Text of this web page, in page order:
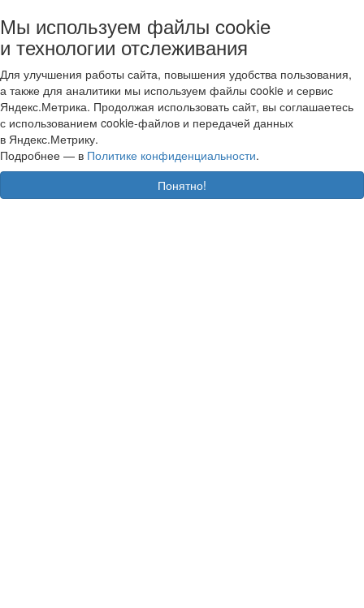
Мы используем файлы cookie
и технологии отслеживания
Для улучшения работы сайта, повышения удобства пользования,
а также для аналитики мы используем файлы cookie и сервис
Яндекс.Метрика. Продолжая использовать сайт, вы соглашаетесь
с использованием cookie-файлов и передачей данных
в Яндекс.Метрику.
Подробнее — в Политике конфиденциальности.
Понятно!